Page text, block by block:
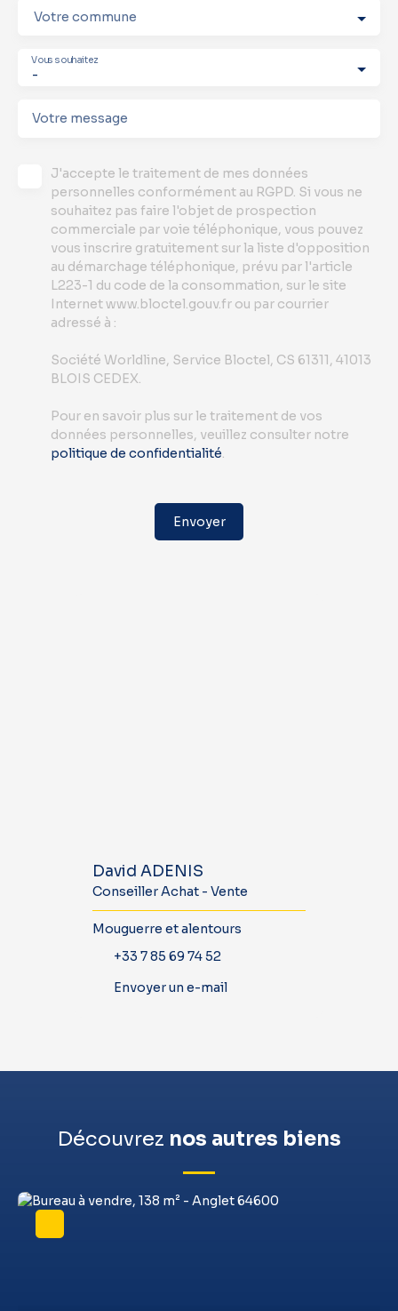
Votre commune
-
Vous souhaitez
Votre message
J'accepte le traitement de mes données
personnelles conformément au RGPD. Si vous ne
souhaitez pas faire l'objet de prospection
commerciale par voie téléphonique, vous pouvez
vous inscrire gratuitement sur la liste d'opposition
au démarchage téléphonique, prévu par l'article
L223-1 du code de la consommation, sur le site
Internet www.bloctel.gouv.fr ou par courrier
adressé à :
Société Worldline, Service Bloctel, CS 61311, 41013
BLOIS CEDEX.
Pour en savoir plus sur le traitement de vos
données personnelles, veuillez consulter notre
politique de confidentialité.
Envoyer
David ADENIS
Conseiller Achat - Vente
Mouguerre et alentours
+33 7 85 69 74 52
Envoyer un e-mail
Découvrez nos autres biens